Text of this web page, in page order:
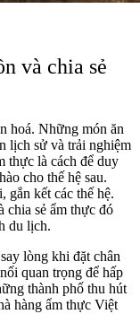
và chia sẻ
hoá. Những món ăn
lịch sử và trải nghiệm
thực là cách để duy
cho thế hệ sau.
gắn kết các thế hệ.
chia sẻ ẩm thực đó
du lịch.
lòng khi đặt chân
quan trọng để hấp
thành phố thu hút
hàng ẩm thực Việt